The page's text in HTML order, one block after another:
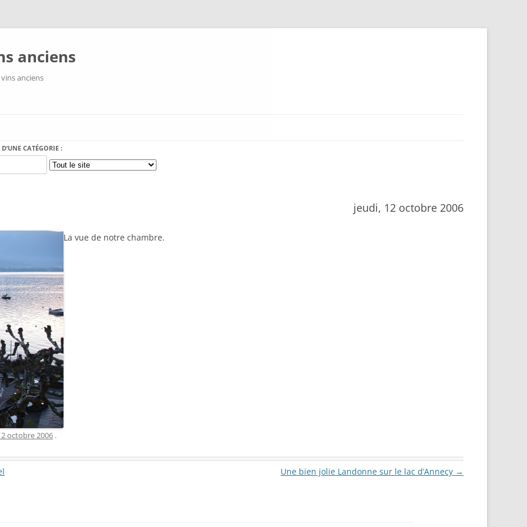
anciens
anciens
CATÉGORIE :
jeudi, 12 octobre 2006
La vue de notre chambre.
octobre 2006 .
Une bien jolie Landonne sur le lac d’Annecy →